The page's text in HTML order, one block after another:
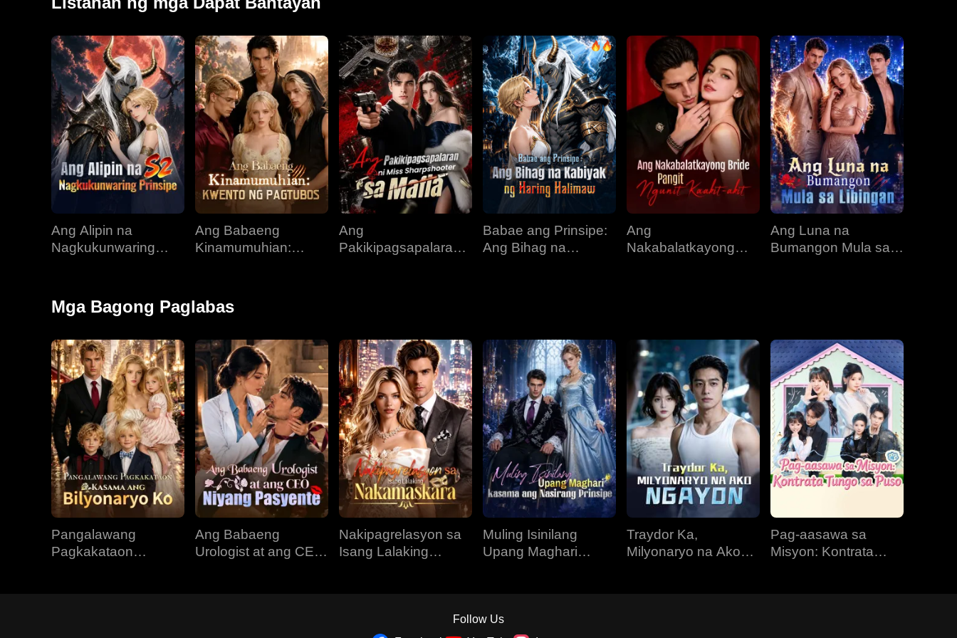
EP 34 EP 35 EP 36
EP 37 EP 38 EP 39
Ang Alipin na
Nagkukunwaring
Ang Babaeng
Kinamumuhian:
Ang
Pakikipagsapalaran
Babae ang Prinsipe:
Ang Bihag na
Ang
Nakabalatkayong
Ang Luna na
Bumangon Mula sa
Mga Bagong Paglabas
Pangalawang
Pagkakataon
Ang Babaeng
Urologist at ang CEO
Nakipagrelasyon sa
Isang Lalaking
Muling Isinilang
Upang Maghari
Traydor Ka,
Milyonaryo na Ako
Pag-aasawa sa
Misyon: Kontrata
Follow Us